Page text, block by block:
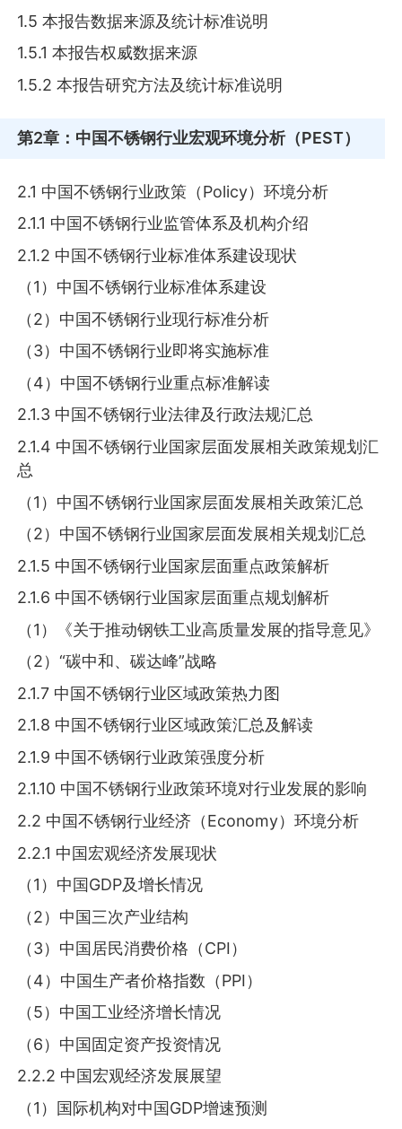
1.5 本报告数据来源及统计标准说明
1.5.1 本报告权威数据来源
1.5.2 本报告研究方法及统计标准说明
第2章 ：中国不锈钢行业宏观环境分析（PEST）
2.1 中国不锈钢行业政策（Policy）环境分析
2.1.1 中国不锈钢行业监管体系及机构介绍
2.1.2 中国不锈钢行业标准体系建设现状
（1）中国不锈钢行业标准体系建设
（2）中国不锈钢行业现行标准分析
（3）中国不锈钢行业即将实施标准
（4）中国不锈钢行业重点标准解读
2.1.3 中国不锈钢行业法律及行政法规汇总
2.1.4 中国不锈钢行业国家层面发展相关政策规划汇
总
（1）中国不锈钢行业国家层面发展相关政策汇总
（2）中国不锈钢行业国家层面发展相关规划汇总
2.1.5 中国不锈钢行业国家层面重点政策解析
2.1.6 中国不锈钢行业国家层面重点规划解析
（1）《关于推动钢铁工业高质量发展的指导意见》
（2）“碳中和、碳达峰”战略
2.1.7 中国不锈钢行业区域政策热力图
2.1.8 中国不锈钢行业区域政策汇总及解读
2.1.9 中国不锈钢行业政策强度分析
2.1.10 中国不锈钢行业政策环境对行业发展的影响
2.2 中国不锈钢行业经济（Economy）环境分析
2.2.1 中国宏观经济发展现状
（1）中国GDP及增长情况
（2）中国三次产业结构
（3）中国居民消费价格（CPI）
（4）中国生产者价格指数（PPI）
（5）中国工业经济增长情况
（6）中国固定资产投资情况
2.2.2 中国宏观经济发展展望
（1）国际机构对中国GDP增速预测